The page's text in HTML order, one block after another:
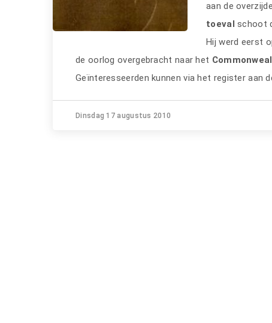
aan de
toeval schoot
Hij werd eerst
de oorlog overgebracht naar het
Geïnteresseerden kunnen via het register aan
Dinsdag 17 augustus 2010